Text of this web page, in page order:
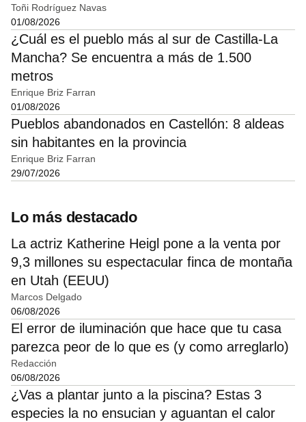
Toñi Rodríguez Navas
01/08/2026
¿Cuál es el pueblo más al sur de Castilla-La
Mancha? Se encuentra a más de 1.500
metros
Enrique Briz Farran
01/08/2026
Pueblos abandonados en Castellón: 8 aldeas
sin habitantes en la provincia
Enrique Briz Farran
29/07/2026
Lo más destacado
La actriz Katherine Heigl pone a la venta por
9,3 millones su espectacular finca de montaña
en Utah (EEUU)
Marcos Delgado
06/08/2026
El error de iluminación que hace que tu casa
parezca peor de lo que es (y como arreglarlo)
Redacción
06/08/2026
¿Vas a plantar junto a la piscina? Estas 3
especies la no ensucian y aguantan el calor